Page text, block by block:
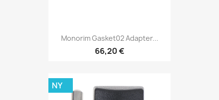
Monorim Gasket02 Adapter...
66,20 €
NY